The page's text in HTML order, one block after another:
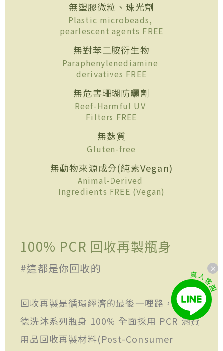
無塑膠微粒、珠光劑
Plastic microbeads,
pearlescent agents FREE
無對苯二胺衍生物
Paraphenylenediamine
derivatives FREE
無危害珊瑚防曬劑
Reef-Harmful UV
Filters FREE
無麩質
Gluten-free
無動物來源成分(純素Vegan)
Animal-Derived
Ingredients FREE (Vegan)
100% PCR 回收再製瓶身
#這都是你回收的
回收再製是循環經濟的最後一哩路， 歐萊
德洗沐系列瓶身 100% 全面採用 PCR 消費
用品回收再製材料(Post-Consumer